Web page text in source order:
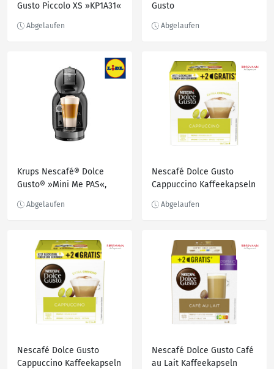
Gusto Piccolo XS »KP1A31«
Gusto
PICCOLO XS KP1A3B*
Krups Nescafé® Dolce
Gusto® »Mini Me PAS«,
Nescafé Dolce Gusto
Cappuccino Kaffeekapseln
Nescafé Dolce Gusto
Cappuccino Kaffeekapseln
Nescafé Dolce Gusto Café
au Lait Kaffeekapseln